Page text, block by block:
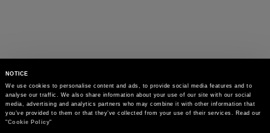
NOTICE
We use cookies to personalise content and ads, to provide social media features and to
analyse our traffic. We also share information about your use of our site with our social
media, advertising and analytics partners who may combine it with other information that
you’ve provided to them or that they’ve collected from your use of their services. Read our
"Cookie Policy"